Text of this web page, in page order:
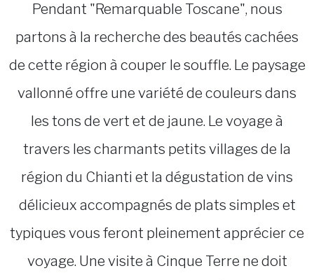
Pendant "Remarquable Toscane", nous
partons à la recherche des beautés cachées
de cette région à couper le souffle. Le paysage
vallonné offre une variété de couleurs dans
les tons de vert et de jaune. Le voyage à
travers les charmants petits villages de la
région du Chianti et la dégustation de vins
délicieux accompagnés de plats simples et
typiques vous feront pleinement apprécier ce
voyage. Une visite à Cinque Terre ne doit